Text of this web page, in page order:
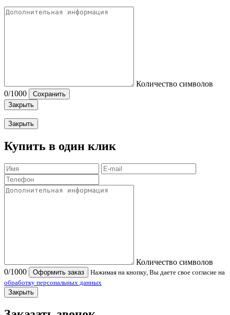
Количество символов
0/1000
Сохранить
Закрыть
Закрыть
Купить в один клик
Количество символов
0/1000 Оформить заказ
Нажимая на кнопку, Вы даете свое согласие на
обработку персональных данных
Закрыть